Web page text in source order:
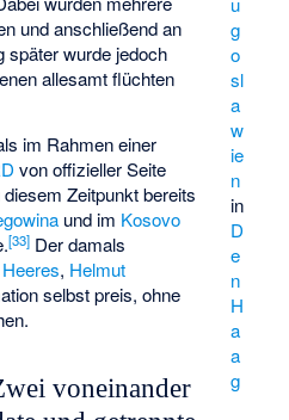
g
o
sl
a
w
ie
n
in
D
e
n
H
a
a
g
und anschließend an
später wurde jedoch
allesamt flüchten
im Rahmen einer
von offizieller Seite
Zeitpunkt bereits
und im Kosovo
[33] Der damals
, Helmut
selbst preis, ohne
voneinander